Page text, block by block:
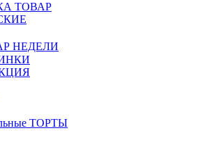
ТОВАР
НЕДЕЛИ
ТОРТЫ